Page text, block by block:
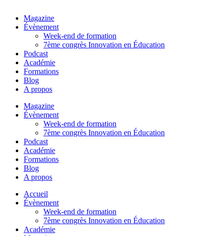
Magazine
Évènement
Week-end de formation
7ème congrès Innovation en Éducation
Podcast
Académie
Formations
Blog
A propos
Magazine
Évènement
Week-end de formation
7ème congrès Innovation en Éducation
Podcast
Académie
Formations
Blog
A propos
Accueil
Évènement
Week-end de formation
7ème congrès Innovation en Éducation
Académie